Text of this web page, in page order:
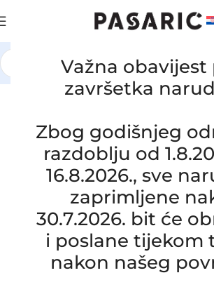
Važna obavijest
završetka
Zbog godišnjeg
razdoblju od
16.8.2026., sve
zaprimljene
30.7.2026. bit će
i poslane tijekom
nakon našeg
AUTOMOBILI / VW / AUDI /